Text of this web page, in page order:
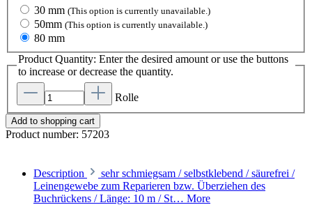
30 mm (This option is currently unavailable.)
50mm (This option is currently unavailable.)
80 mm
Product Quantity: Enter the desired amount or use the buttons
to increase or decrease the quantity.
Rolle
Add to shopping cart
Product number: 57203
Description
sehr schmiegsam / selbstklebend / säurefrei /
Leinengewebe zum Reparieren bzw. Überziehen des
Buchrückens / Länge: 10 m / St… More